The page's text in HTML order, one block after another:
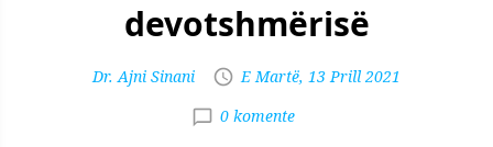
devotshmërisë
Dr. Ajni Sinani
E Martë, 13 Prill 2021
0 komente